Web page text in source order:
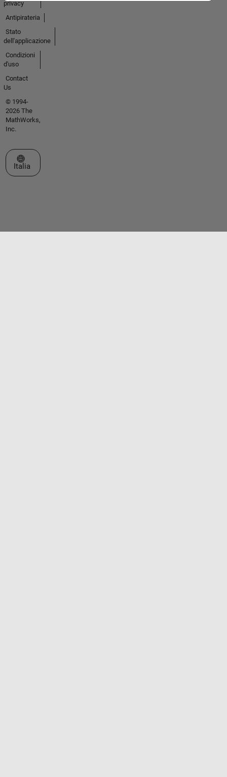
privacy
Antipirateria
Stato
dell'applicazione
Condizioni
d'uso
Contact
Us
© 1994-
2026 The
MathWorks,
Inc.
Seleziona un sito web
Italia